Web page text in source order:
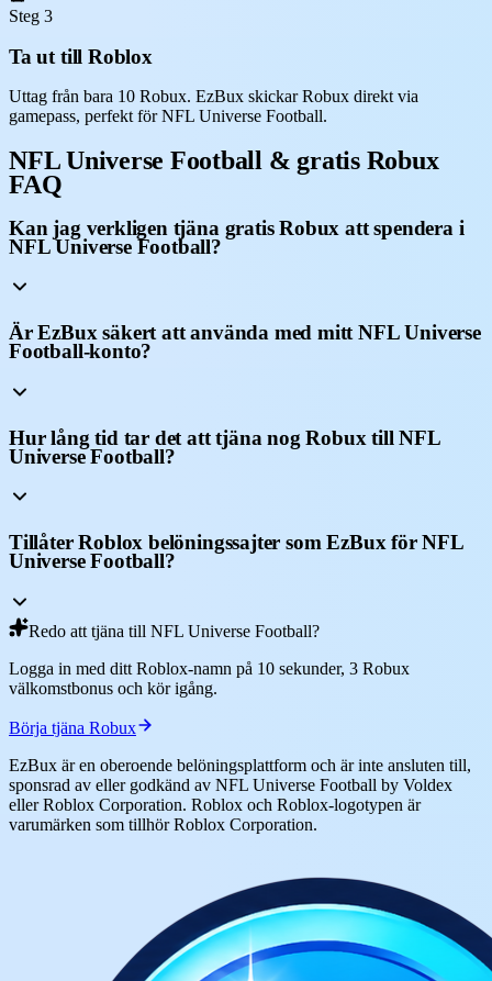
Steg 3
Ta ut till Roblox
Uttag från bara 10 Robux. EzBux skickar Robux direkt via
gamepass, perfekt för NFL Universe Football.
NFL Universe Football & gratis Robux
FAQ
Kan jag verkligen tjäna gratis Robux att spendera i
NFL Universe Football?
Är EzBux säkert att använda med mitt NFL Universe
Football-konto?
Hur lång tid tar det att tjäna nog Robux till NFL
Universe Football?
Tillåter Roblox belöningssajter som EzBux för NFL
Universe Football?
Redo att tjäna till NFL Universe Football?
Logga in med ditt Roblox-namn på 10 sekunder, 3 Robux
välkomstbonus och kör igång.
Börja tjäna Robux
EzBux är en oberoende belöningsplattform och är inte ansluten till,
sponsrad av eller godkänd av NFL Universe Football by Voldex
eller Roblox Corporation. Roblox och Roblox-logotypen är
varumärken som tillhör Roblox Corporation.